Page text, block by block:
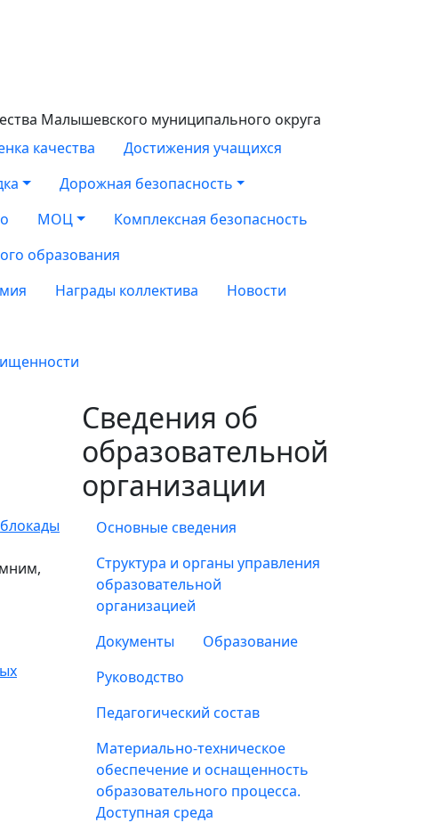
Малышевского муниципального округа
качества
Достижения учащихся
Дорожная безопасность
МОЦ
Комплексная безопасность
образования
Награды коллектива
Новости
блокады
Сведения об
образовательной
организации
Основные сведения
Структура и органы управления
образовательной
организацией
Документы
Образование
Руководство
Педагогический состав
Материально-техническое
обеспечение и оснащенность
образовательного процесса.
Доступная среда